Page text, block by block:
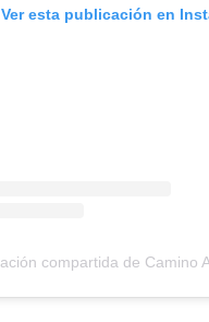
Ver esta publicación en